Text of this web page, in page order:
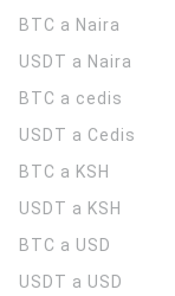
BTC a Naira
USDT a Naira
BTC a cedis
USDT a Cedis
BTC a KSH
USDT a KSH
BTC a USD
USDT a USD